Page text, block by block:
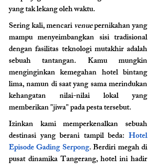
yang tak lekang oleh waktu.
Sering kali, mencari venue pernikahan yang
mampu menyeimbangkan sisi tradisional
dengan fasilitas teknologi mutakhir adalah
sebuah tantangan. Kamu mungkin
menginginkan kemegahan hotel bintang
lima, namun di saat yang sama merindukan
kehangatan nilai-nilai lokal yang
memberikan "jiwa" pada pesta tersebut.
Izinkan kami memperkenalkan sebuah
destinasi yang berani tampil beda: Hotel
Episode Gading Serpong. Berdiri megah di
pusat dinamika Tangerang, hotel ini hadir